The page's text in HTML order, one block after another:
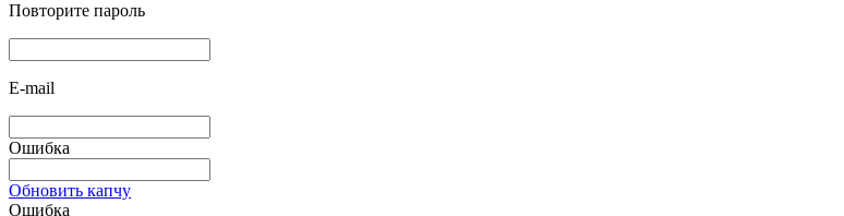
Повторите пароль
E-mail
Ошибка
Обновить капчу
Ошибка